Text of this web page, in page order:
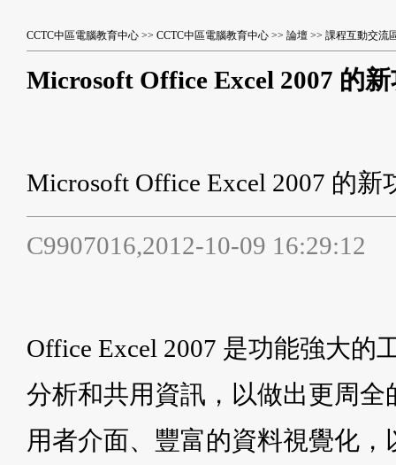
CCTC中區電腦教育中心 >> CCTC中區電腦教育中心 >> 論壇 >> 課程互動交流
Microsoft Office Excel 2007 的
Microsoft Office Excel 2007 的新
C9907016,2012-10-09 16:29:12
Office Excel 2007 是功能強大
分析和共用資訊，以做出更周全
用者介面、豐富的資料視覺化